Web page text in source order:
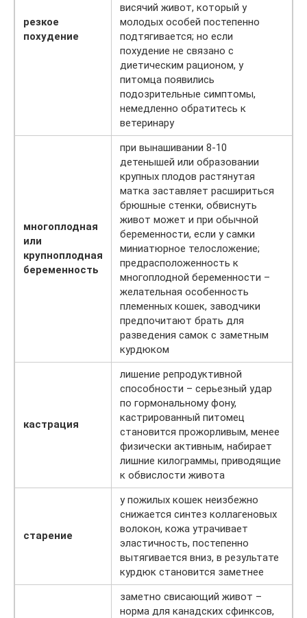
резкое
похудение
висячий живот, который у
молодых особей постепенно
подтягивается; но если
похудение не связано с
диетическим рационом, у
питомца появились
подозрительные симптомы,
немедленно обратитесь к
ветеринару
многоплодная
или
крупноплодная
беременность
при вынашивании 8-10
детенышей или образовании
крупных плодов растянутая
матка заставляет расшириться
брюшные стенки, обвиснуть
живот может и при обычной
беременности, если у самки
миниатюрное телосложение;
предрасположенность к
многоплодной беременности –
желательная особенность
племенных кошек, заводчики
предпочитают брать для
разведения самок с заметным
курдюком
кастрация
лишение репродуктивной
способности – серьезный удар
по гормональному фону,
кастрированный питомец
становится прожорливым, менее
физически активным, набирает
лишние килограммы, приводящие
к обвислости живота
старение
у пожилых кошек неизбежно
снижается синтез коллагеновых
волокон, кожа утрачивает
эластичность, постепенно
вытягивается вниз, в результате
курдюк становится заметнее
заметно свисающий живот –
норма для канадских сфинксов,